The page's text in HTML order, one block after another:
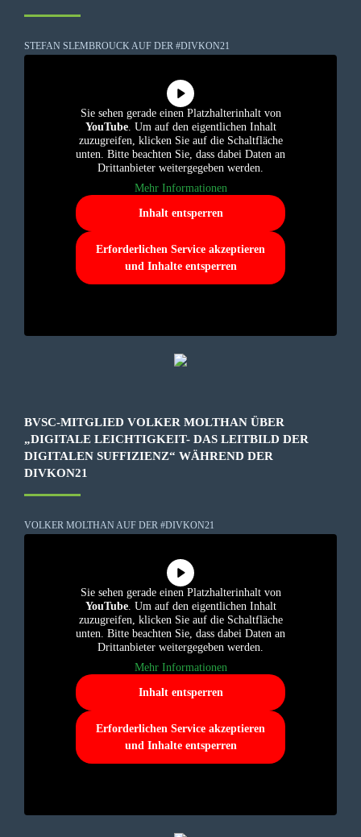
STEFAN SLEMBROUCK AUF DER #DIVKON21
Sie sehen gerade einen Platzhalterinhalt von
YouTube. Um auf den eigentlichen Inhalt
zuzugreifen, klicken Sie auf die Schaltfläche
unten. Bitte beachten Sie, dass dabei Daten an
Drittanbieter weitergegeben werden.
Mehr Informationen
Inhalt entsperren
Erforderlichen Service akzeptieren
und Inhalte entsperren
BVSC-MITGLIED VOLKER MOLTHAN ÜBER
„DIGITALE LEICHTIGKEIT- DAS LEITBILD DER
DIGITALEN SUFFIZIENZ“ WÄHREND DER
DIVKON21
VOLKER MOLTHAN AUF DER #DIVKON21
Sie sehen gerade einen Platzhalterinhalt von
YouTube. Um auf den eigentlichen Inhalt
zuzugreifen, klicken Sie auf die Schaltfläche
unten. Bitte beachten Sie, dass dabei Daten an
Drittanbieter weitergegeben werden.
Mehr Informationen
Inhalt entsperren
Erforderlichen Service akzeptieren
und Inhalte entsperren